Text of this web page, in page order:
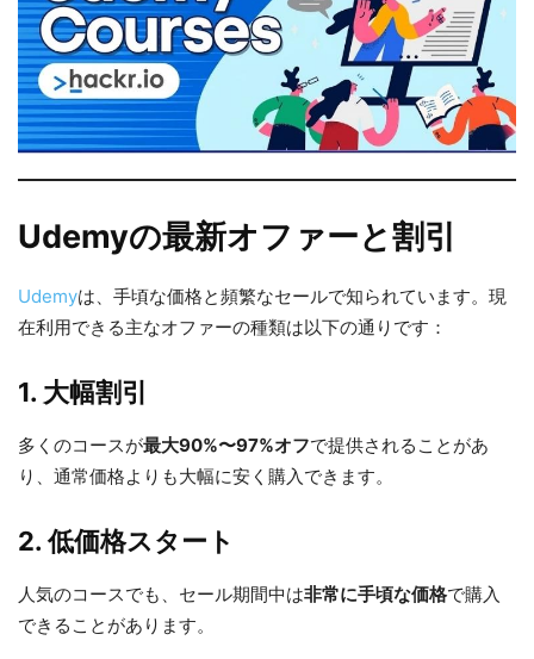
Udemyの最新オファーと割引
Udemyは、手頃な価格と頻繁なセールで知られています。現
在利用できる主なオファーの種類は以下の通りです：
1. 大幅割引
多くのコースが最大90%〜97%オフで提供されることがあ
り、通常価格よりも大幅に安く購入できます。
2. 低価格スタート
人気のコースでも、セール期間中は非常に手頃な価格で購入
できることがあります。